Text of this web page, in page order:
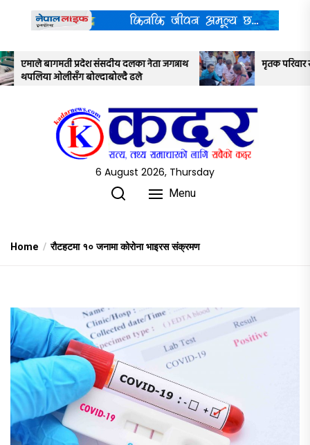
content
जगन्नाथ
मृतक परिवार र सरकारबीच ७ बुँदे सहमति
6 August 2026, Thursday
Menu
Home रौटहटमा १० जनामा कोरोना भाइरस संक्रमण